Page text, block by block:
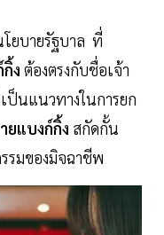
ยบายรัฐบาล ที่
ง ต้องตรงกับชื่อเจ้า
ป็นแนวทางในการยก
ยแบงก์กิ้ง สกัดกั้น
มของมิจฉาชีพ